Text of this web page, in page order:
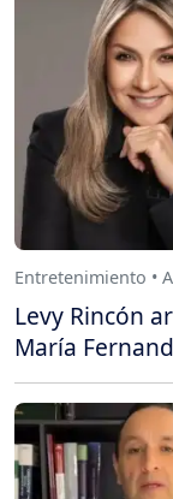
Entretenimiento •
Levy Rincón
María